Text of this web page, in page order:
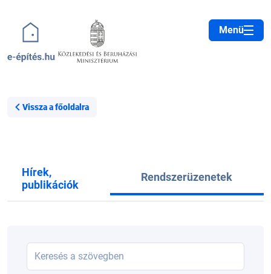
Menü
Vissza a főoldalra
Hírek,
publikációk
Rendszerüzenetek